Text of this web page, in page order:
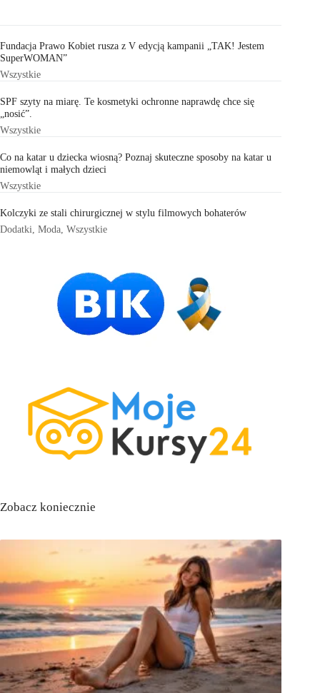
Fundacja Prawo Kobiet rusza z V edycją kampanii „TAK! Jestem
SuperWOMAN”
Wszystkie
SPF szyty na miarę. Te kosmetyki ochronne naprawdę chce się
„nosić”.
Wszystkie
Co na katar u dziecka wiosną? Poznaj skuteczne sposoby na katar u
niemowląt i małych dzieci
Wszystkie
Kolczyki ze stali chirurgicznej w stylu filmowych bohaterów
Dodatki Moda Wszystkie
Zobacz koniecznie